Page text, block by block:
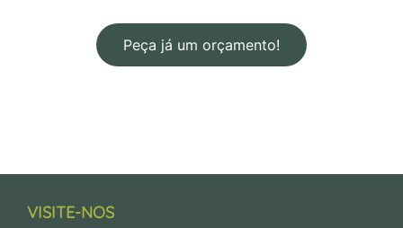
Peça já um orçamento!
VISITE-NOS